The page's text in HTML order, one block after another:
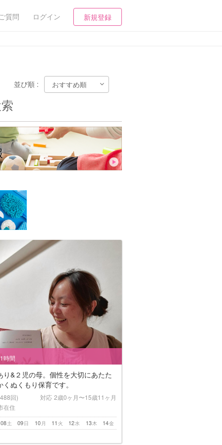
質問 ログイン 新規登録
並び順 :
時間
り&２児の母。個性を大切にあたた
ぬくもり保育です。
回) 対応 2歳0ヶ月〜15歳11ヶ月
在住
土
08 日
09 月
10 火
11 水
12 木
13 金
14